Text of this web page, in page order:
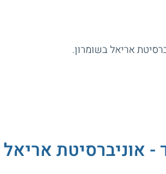
- אוניברסיטת אריאל